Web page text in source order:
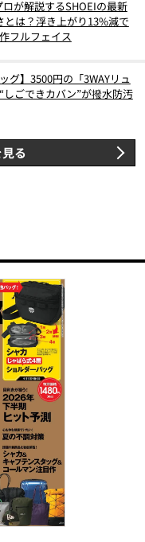
ロが解説するSHOEIの最新
は？浮き上がり13%減で
フルフェイス
グ】3500円の「3WAYリュ
ごできカバン”が撥水防汚
る